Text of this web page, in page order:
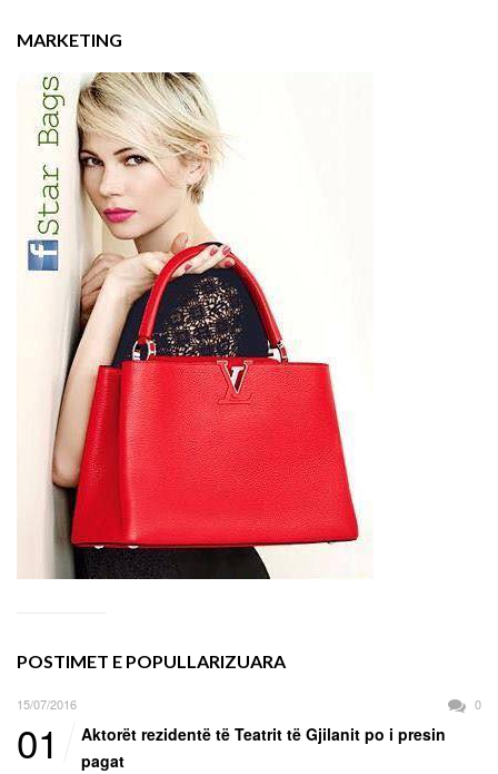
MARKETING
POSTIMET E POPULLARIZUARA
15/07/2016 0
01
Aktorët rezidentë të Teatrit të Gjilanit po i presin
pagat